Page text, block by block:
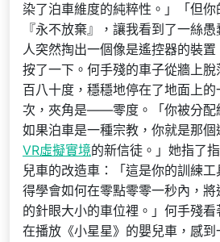
染了泊車維度的純粹性。」「但
『永不放棄』，讓我看到了一絲
人突然掏出一個像是遙控器的裝
按了一下。何手殘的車子從牆上
百八十度，穩穩地停在了地面上
次，夾角是——零度。「你被分配
如果泊車是一種宗教，你就是那
VR虛擬實境的新信徒。」她指了
兒車的改造車：「這是你的訓練
得學會如何在零點零零一秒內，
的針眼大小的車位裡。」何手殘
在播放《小星星》的嬰兒車，感